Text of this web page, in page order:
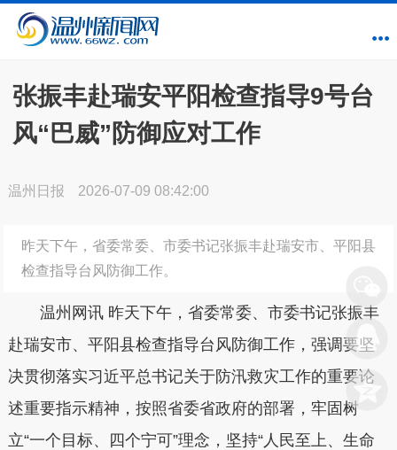
张振丰赴瑞安平阳检查指导9号台
风“巴威”防御应对工作
温州日报 2026-07-09 08:42:00
昨天下午，省委常委、市委书记张振丰赴瑞安市、平阳县
检查指导台风防御工作。
温州网讯 昨天下午，省委常委、市委书记张振丰
赴瑞安市、平阳县检查指导台风防御工作，强调要坚
决贯彻落实习近平总书记关于防汛救灾工作的重要论
述重要指示精神，按照省委省政府的部署，牢固树
立“一个目标、四个宁可”理念，坚持“人民至上、生命